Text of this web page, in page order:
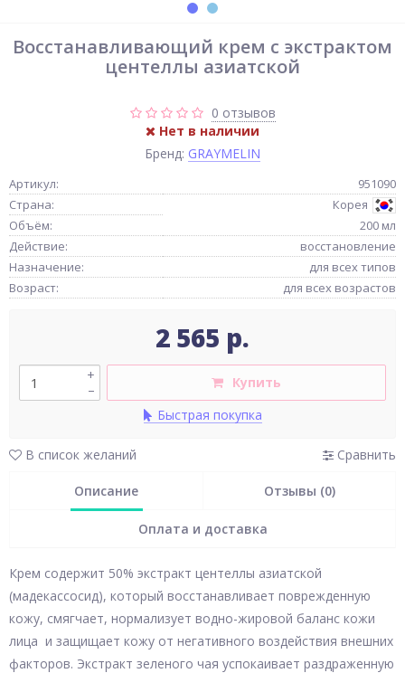
Восстанавливающий крем с экстрактом
центеллы азиатской
0 отзывов
Нет в наличии
Бренд: GRAYMELIN
Артикул:
951090
Страна:
Корея
Объём:
200 мл
Действие:
восстановление
Назначение:
для всех типов
Возраст:
для всех возрастов
2 565 р.
–
+
Купить
Быстрая покупка
В список желаний Сравнить
Описание Отзывы (0)
Оплата и доставка
Крем содержит 50% экстракт центеллы азиатской
(мадекассосид), который восстанавливает поврежденную
кожу, смягчает, нормализует водно-жировой баланс кожи
лица и защищает кожу от негативного воздействия внешних
факторов. Экстракт зеленого чая успокаивает раздраженную